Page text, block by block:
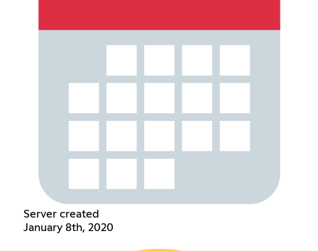
Server created
January 8th, 2020